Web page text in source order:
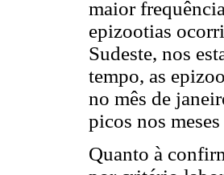
maior
epizootias
Sudeste, nos
tempo, as
no mês de
picos nos
Quanto à